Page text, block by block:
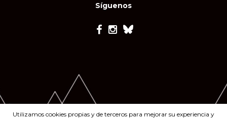
Utilizamos cookies propias y de terceros para mejorar su experiencia y
Síguenos